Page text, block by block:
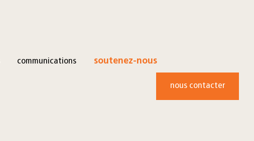
communications soutenez-nous
nous contacter